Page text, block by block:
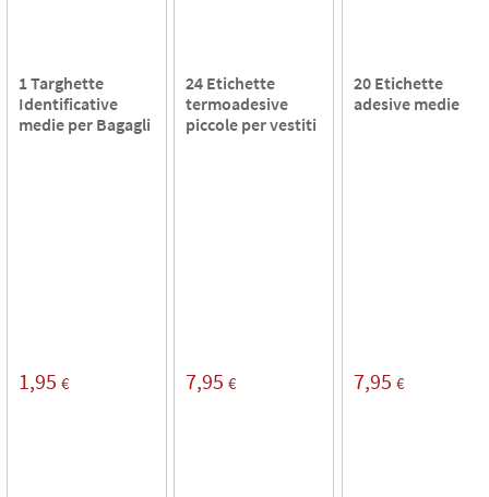
1 Targhette
Identificative
medie per Bagagli
1,95 €
24 Etichette
termoadesive
piccole per vestiti
7,95 €
20 Etichette
adesive medie
7,95 €